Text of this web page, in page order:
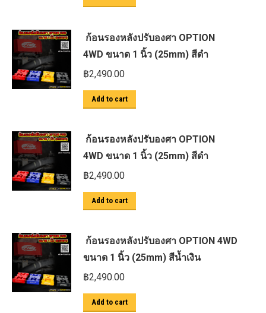
ก้อนรองหลังปรับองศา OPTION
4WD ขนาด 1 นิ้ว (25mm) สีดำ
฿2,490.00
Add to cart
ก้อนรองหลังปรับองศา OPTION
4WD ขนาด 1 นิ้ว (25mm) สีดำ
฿2,490.00
Add to cart
ก้อนรองหลังปรับองศา OPTION 4WD
ขนาด 1 นิ้ว (25mm) สีน้ำเงิน
฿2,490.00
Add to cart